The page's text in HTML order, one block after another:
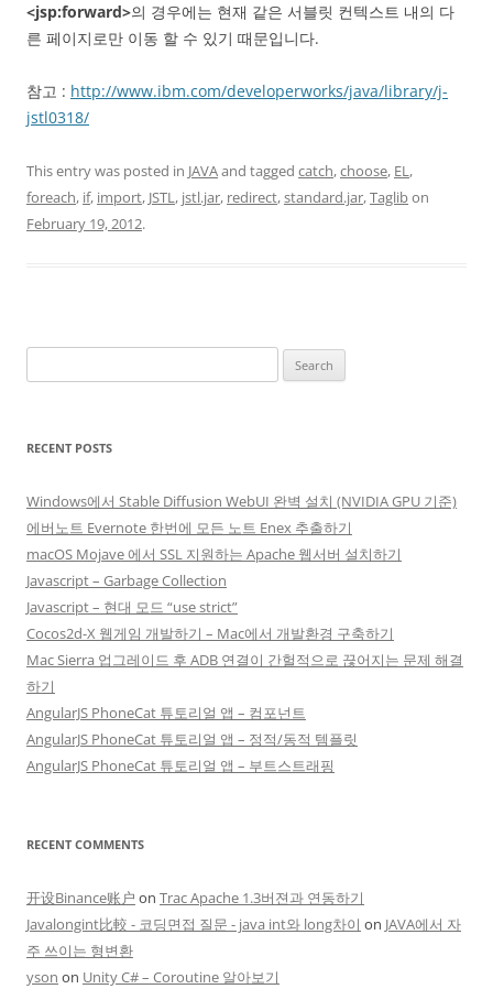
<jsp:forward>의 경우에는 현재 같은 서블릿 컨텍스트 내의 다
른 페이지로만 이동 할 수 있기 때문입니다.
참고 : http://www.ibm.com/developerworks/java/library/j-
jstl0318/
This entry was posted in JAVAand tagged catch,choose, EL,
foreach, if, import, JSTL, jstl.jar, redirect,standard.jar,Taglibon
February 19, 2012.
for:
RECENT POSTS
Windows에서 Stable Diffusion WebUI 완벽 설치 (NVIDIA GPU 기준)
에버노트 Evernote 한번에 모든 노트 Enex 추출하기
macOS Mojave 에서 SSL 지원하는 Apache 웹서버 설치하기
Javascript – Garbage Collection
Javascript – 현대 모드 “use strict”
Cocos2d-X 웹게임 개발하기 – Mac에서 개발환경 구축하기
Mac Sierra 업그레이드 후 ADB 연결이 간헐적으로 끊어지는 문제 해결
하기
AngularJS PhoneCat 튜토리얼 앱 – 컴포넌트
AngularJS PhoneCat 튜토리얼 앱 – 정적/동적 템플릿
AngularJS PhoneCat 튜토리얼 앱 – 부트스트래핑
RECENT COMMENTS
开设Binance账户 on Trac Apache 1.3버젼과 연동하기
Javalongint比較 - 코딩면접 질문 - java int와 long차이 on JAVA에서 자
주 쓰이는 형변환
yson on Unity C# – Coroutine 알아보기